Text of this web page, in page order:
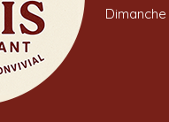
Dimanche